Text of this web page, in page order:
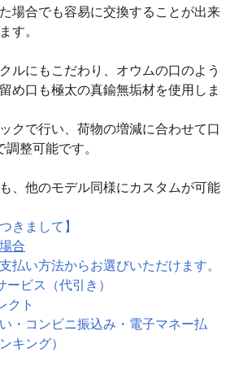
場合でも容易に交換することが出来
す。
ルにもこだわり、オウムの口のよう
め口も極太の真鍮無垢材を使用しま
クで行い、荷物の増減に合わせて口
整可能です。
、他のモデル同様にカスタムが可能
きまして】
合
払い方法からお選びいただけます。
ビス（代引き）
クト
・コンビニ振込み・電子マネー払
キング）